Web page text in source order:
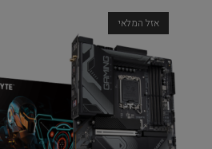
אזל המלאי